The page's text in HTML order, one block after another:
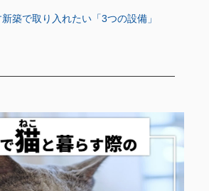
築で取り入れたい「3つの設備」